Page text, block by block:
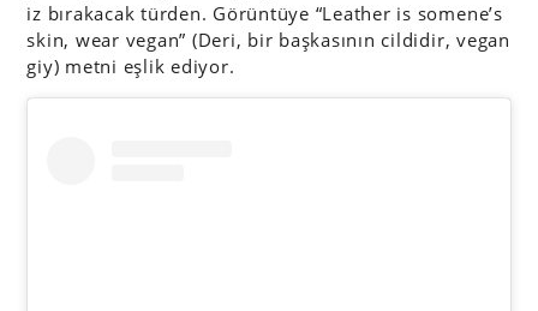
iz bırakacak türden. Görüntüye “Leather is somene’s
skin, wear vegan” (Deri, bir başkasının cildidir, vegan
giy) metni eşlik ediyor.